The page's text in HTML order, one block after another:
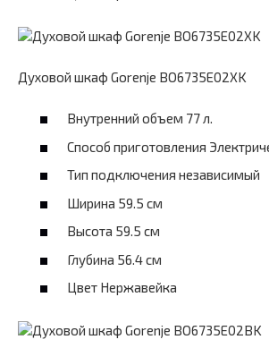
Духовой шкаф Gorenje BO6735E02XK
Внутренний объем 77 л.
Способ приготовления
Тип подключения независимый
Ширина 59.5 см
Высота 59.5 см
Глубина 56.4 см
Цвет Нержавейка